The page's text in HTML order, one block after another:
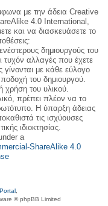
με την άδεια Creative
4.0 International,
και να διασκευάσετε το
δημιουργούς του
τυχόν αλλαγές που έχετε
με κάθε εύλογο
του δημιουργού.
χρήση του υλικού.
πρέπει πλέον να το
Η ύπαρξη άδειας
τις ισχύουσες
ιδιοκτησίας.
a
ShareAlike 4.0
© phpBB Limited